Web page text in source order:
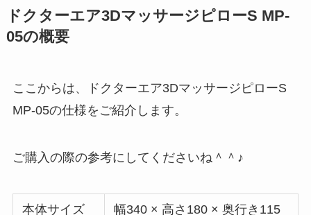
ドクターエア3DマッサージピローS MP-
05の概要
ここからは、ドクターエア3DマッサージピローS
MP-05の仕様をご紹介します。
ご購入の際の参考にしてくださいね＾＾♪
本体サイズ 幅340 × 高さ180 × 奥行き115